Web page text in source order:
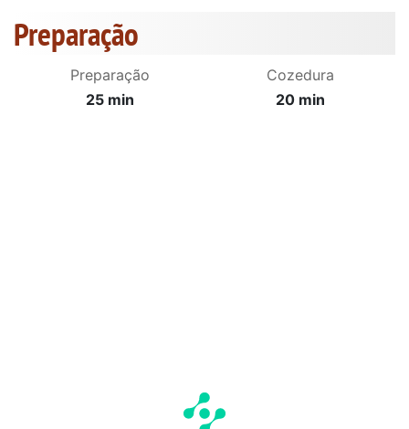
Preparação
Preparação
25 min
Cozedura
20 min